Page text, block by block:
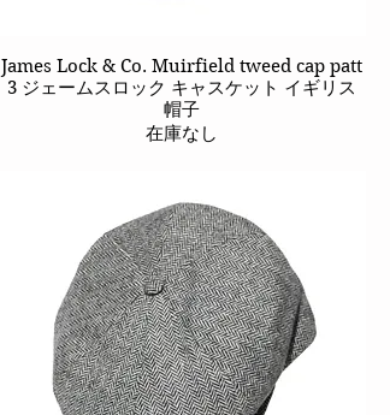
クイックビュー
James Lock & Co. Muirfield tweed cap patt
3 ジェームスロック キャスケット イギリス
帽子
在庫なし